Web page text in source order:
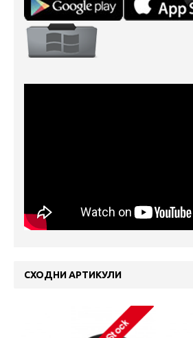
СХОДНИ АРТИКУЛИ